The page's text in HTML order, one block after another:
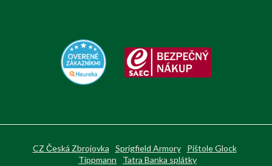
CZ Česká Zbrojovka Sprigfield Armory
Pištole Glock
Tippmann
Tatra Banka splátky